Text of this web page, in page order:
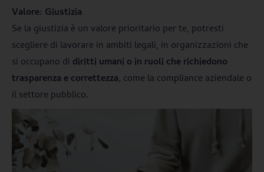
Valore: Giustizia
Se la giustizia è un valore prioritario per te, potresti
scegliere di lavorare in ambiti legali, in organizzazioni che
si occupano di diritti umani o in ruoli che richiedono
trasparenza e correttezza, come la compliance aziendale o
il settore pubblico.